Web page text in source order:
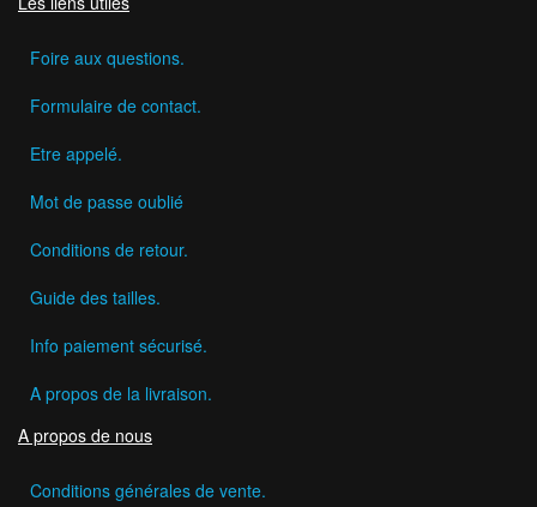
Foire aux questions.
Formulaire de contact.
Etre appelé.
Mot de passe oublié
Conditions de retour.
Guide des tailles.
Info paiement sécurisé.
A propos de la livraison.
A propos de nous
Conditions générales de vente.